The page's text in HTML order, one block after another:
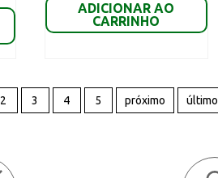
ADICIONAR AO
CARRINHO
2 3 4 5 próximo último